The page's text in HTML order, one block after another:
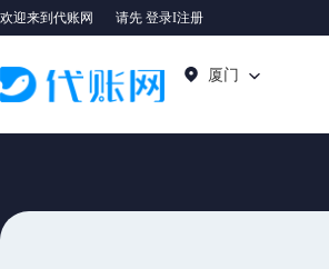
欢迎来到代账网 请先 登录I注册
厦门